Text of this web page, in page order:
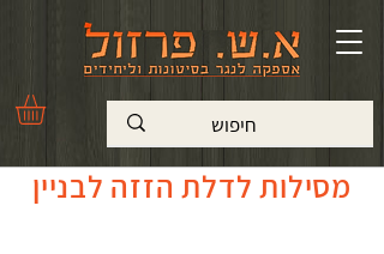
מסילות לדלת הזזה לבניין